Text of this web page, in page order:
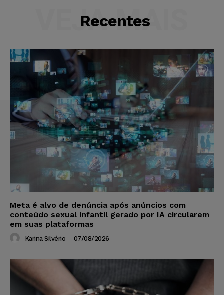
Recentes
VEJA MAIS
Meta é alvo de denúncia após anúncios com
conteúdo sexual infantil gerado por IA circularem
em suas plataformas
Karina Silvério - 07/08/2026